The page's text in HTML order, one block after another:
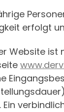
erfolgt
Website ist
Ein